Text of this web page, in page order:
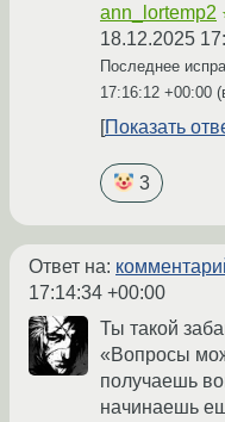
ann_lortemp2
18.12.2025
Последнее
17:16:12 +00:00
Показать
3
Ответ на:
17:14:34 +00:00
Ты такой
«Вопросы
получаешь
начинаешь